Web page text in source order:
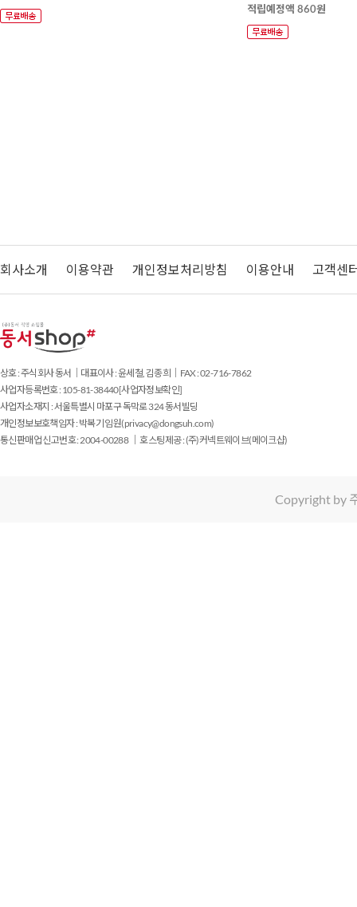
적립예정액 860원
회사소개 이용약관 개인정보처리방침 이용안내 고객센
상호 : 주식회사 동서｜대표이사 : 윤세철, 김종희｜FAX : 02-716-7862
사업자등록번호 : 105-81-38440[사업자정보확인]
사업자소재지 : 서울특별시 마포구 독막로 324 동서빌딩
개인정보보호책임자 : 박복기 임원(privacy@dongsuh.com)
통신판매업 신고번호 : 2004-00288 ｜ 호스팅제공 : (주)커넥트웨이브(메이크샵)
Copyright by